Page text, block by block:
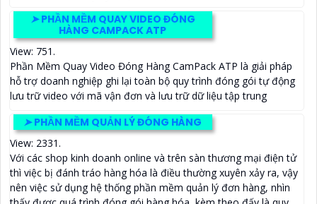
➤PHẦN MỀM QUAY VIDEO ĐÓNG
HÀNG CAMPACK ATP
View: 751.
Phần Mềm Quay Video Đóng Hàng CamPack ATP là giải pháp
hỗ trợ doanh nghiệp ghi lại toàn bộ quy trình đóng gói tự động
lưu trữ video với mã vận đơn và lưu trữ dữ liệu tập trung
➤PHẦN MỀM QUẢN LÝ ĐÓNG HÀNG
View: 2331.
Với các shop kinh doanh online và trên sàn thương mại điện tử
thì việc bị đánh tráo hàng hóa là điều thường xuyên xảy ra, vậy
nên việc sử dụng hệ thống phần mềm quản lý đơn hàng, nhìn